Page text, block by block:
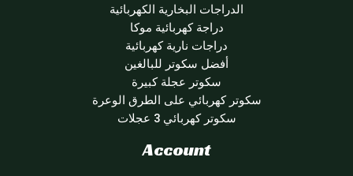
الدراجات البخارية الكهربائية
دراجة كهربائية موكا
دراجات نارية كهربائية
أفضل سكوتر للبالغين
سكوتر عجلة كبيرة
سكوتر كهربائي على الطرق الوعرة
سكوتر كهربائي 3 عجلات
Account